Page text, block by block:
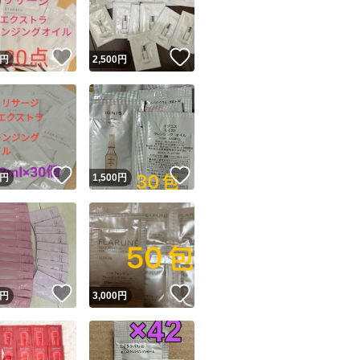
マ実績◯+ このユーザーは他フリマサービスでの取引実績があります
安心発送
は実績に基づく表示であり、発送を保証しているものではありません
ド＆安心発送
このユーザーは高頻度で24時間以内＆設定した発送日数内に
ます
ド発送 このユーザーは高頻度で24時間以内に発送しています
このユーザーは設定した発送日数内に発送しています
出品ページへ
キャンセル
円 いいね！
2,500円 いいね！
円 いいね！
1,500円 いいね！
円 いいね！
3,000円 いいね！